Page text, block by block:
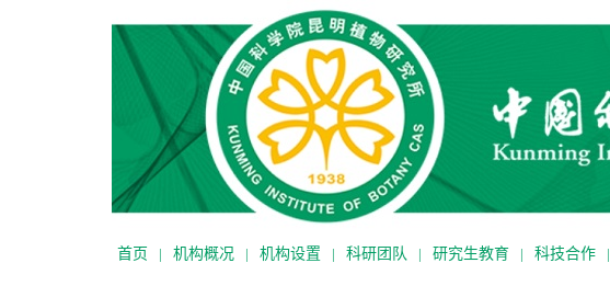
首页 | 机构概况 | 机构设置 | 科研团队 | 研究生教育 | 科技合作 |